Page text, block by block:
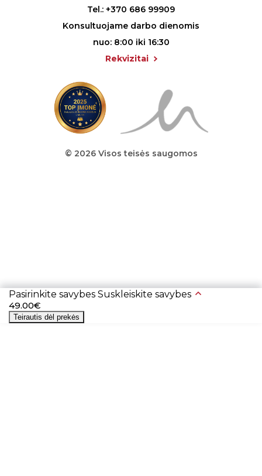
Tel.: +370 686 99909
Konsultuojame darbo dienomis
nuo: 8:00 iki 16:30
Rekvizitai
© 2026 Visos teisės saugomos
Pasirinkite savybes Suskleiskite savybes
49.00€
Teirautis dėl prekės